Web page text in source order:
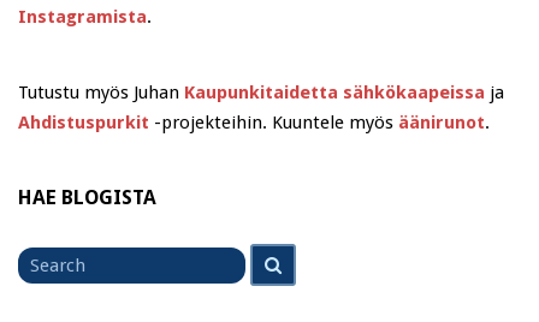
Instagramista.
Tutustu myös Juhan Kaupunkitaidetta sähkökaapeissa ja
Ahdistuspurkit -projekteihin. Kuuntele myös äänirunot.
HAE BLOGISTA
Search
for